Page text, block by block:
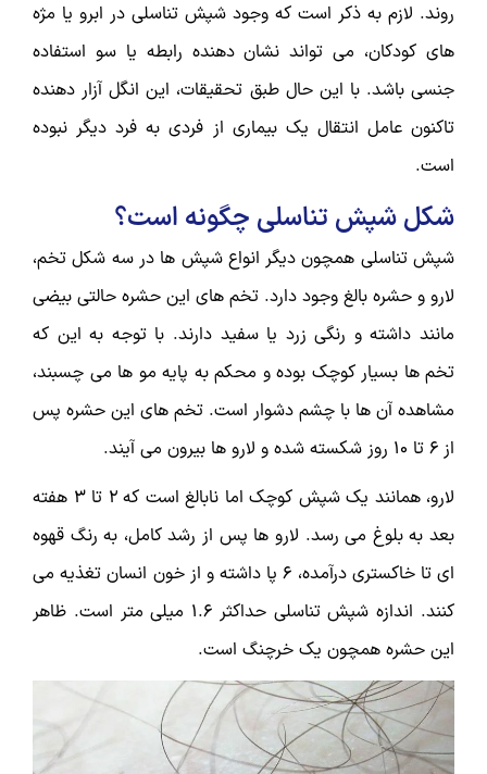
روند. لازم به ذکر است که وجود شپش تناسلی در ابرو یا مژه
های کودکان، می تواند نشان دهنده رابطه یا سو استفاده
جنسی باشد. با این حال طبق تحقیقات، این انگل آزار دهنده
تاکنون عامل انتقال یک بیماری از فردی به فرد دیگر نبوده
است.
شکل شپش تناسلی چگونه است؟
شپش تناسلی همچون دیگر انواع شپش ها در سه شکل تخم،
لارو و حشره بالغ وجود دارد. تخم های این حشره حالتی بیضی
مانند داشته و رنگی زرد یا سفید دارند. با توجه به این که
تخم ها بسیار کوچک بوده و محکم به پایه مو ها می چسبند،
مشاهده آن ها با چشم دشوار است. تخم های این حشره پس
از 6 تا 10 روز شکسته شده و لارو ها بیرون می آیند.
لارو، همانند یک شپش کوچک اما نابالغ است که 2 تا 3 هفته
بعد به بلوغ می رسد. لارو ها پس از رشد کامل، به رنگ قهوه
ای تا خاکستری درآمده، 6 پا داشته و از خون انسان تغذیه می
کنند. اندازه شپش تناسلی حداکثر 1.6 میلی متر است. ظاهر
این حشره همچون یک خرچنگ است.